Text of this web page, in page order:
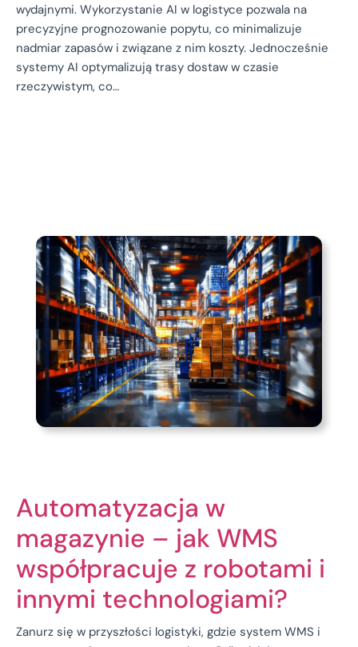
wydajnymi. Wykorzystanie AI w logistyce pozwala na
precyzyjne prognozowanie popytu, co minimalizuje
nadmiar zapasów i związane z nim koszty. Jednocześnie
systemy AI optymalizują trasy dostaw w czasie
rzeczywistym, co…
Automatyzacja w
magazynie – jak WMS
współpracuje z robotami i
innymi technologiami?
Zanurz się w przyszłości logistyki, gdzie system WMS i